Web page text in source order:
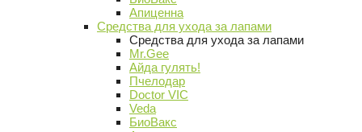
Апиценна
Средства для ухода за лапами
Средства для ухода за лапами
Mr.Gee
Айда гулять!
Пчелодар
Doctor VIC
Veda
БиоВакс